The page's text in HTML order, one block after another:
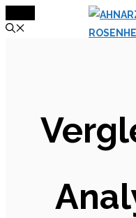
Inhalt